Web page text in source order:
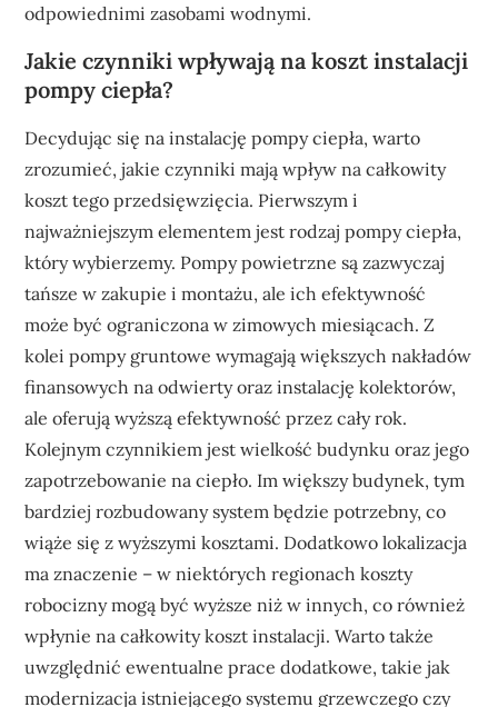
odpowiednimi zasobami wodnymi.
Jakie czynniki wpływają na koszt instalacji
pompy ciepła?
Decydując się na instalację pompy ciepła, warto
zrozumieć, jakie czynniki mają wpływ na całkowity
koszt tego przedsięwzięcia. Pierwszym i
najważniejszym elementem jest rodzaj pompy ciepła,
który wybierzemy. Pompy powietrzne są zazwyczaj
tańsze w zakupie i montażu, ale ich efektywność
może być ograniczona w zimowych miesiącach. Z
kolei pompy gruntowe wymagają większych nakładów
finansowych na odwierty oraz instalację kolektorów,
ale oferują wyższą efektywność przez cały rok.
Kolejnym czynnikiem jest wielkość budynku oraz jego
zapotrzebowanie na ciepło. Im większy budynek, tym
bardziej rozbudowany system będzie potrzebny, co
wiąże się z wyższymi kosztami. Dodatkowo lokalizacja
ma znaczenie – w niektórych regionach koszty
robocizny mogą być wyższe niż w innych, co również
wpłynie na całkowity koszt instalacji. Warto także
uwzględnić ewentualne prace dodatkowe, takie jak
modernizacja istniejącego systemu grzewczego czy